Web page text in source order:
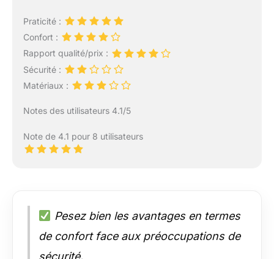
Praticité :
Confort :
Rapport qualité/prix :
Sécurité :
Matériaux :
Notes des utilisateurs 4.1/5
Note de 4.1 pour 8 utilisateurs
Pesez bien les avantages en termes
de confort face aux préoccupations de
sécurité.